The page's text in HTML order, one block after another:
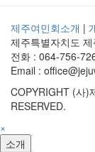
제주여민회소개 |
제주특별자치도
전화 : 064-756-
Email :
COPYRIGHT (사)
RESERVED.
×
소개